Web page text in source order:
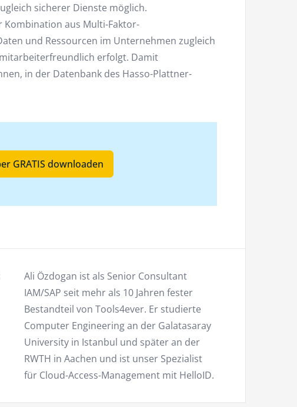
sicherer Dienste möglich.
Kombination aus Multi-Faktor-
und Ressourcen im Unternehmen zugleich
erfolgt. Damit
in der Datenbank des Hasso-Plattner-
GRATIS downloaden
Ali Özdogan ist als Senior Consultant
IAM/SAP seit mehr als 10 Jahren fester
Bestandteil von Tools4ever. Er studierte
Computer Engineering an der Galatasaray
University in Istanbul und später an der
RWTH in Aachen und ist unser Spezialist
für Cloud-Access-Management mit HelloID.